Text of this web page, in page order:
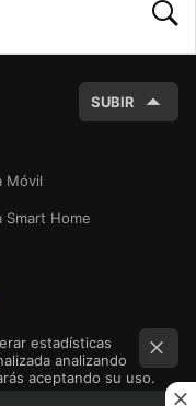
SUBIR
Móvil
Smart Home
estadísticas
analizando
aceptando su uso.